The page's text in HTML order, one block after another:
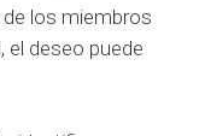
los miembros
el deseo puede